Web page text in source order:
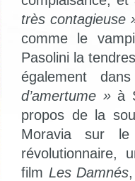
très contagieuse
comme le
Pasolini la
également
d’amertume »à
propos de la
Moravia sur
révolutionnaire,
film Les Damnés